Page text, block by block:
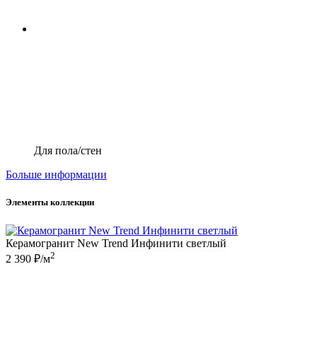
Для пола/стен
Больше информации
Элементы коллекции
Керамогранит New Trend Инфинити светлый
2 390 ₽/м2